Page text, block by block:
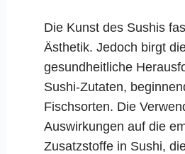
Die Kunst des Sushis
Ästhetik. Jedoch birgt
gesundheitliche
Sushi-Zutaten,
Fischsorten. Die
Auswirkungen auf die
Zusatzstoffe in Sushi,